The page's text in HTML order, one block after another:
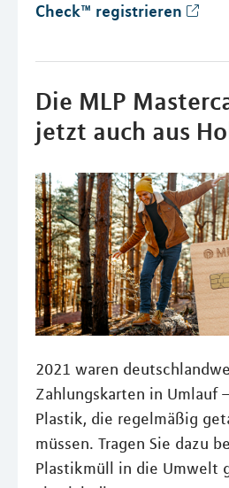
Check™ registrieren
Die MLP
jetzt auch aus
2021 waren
Zahlungskarten in Umlauf
Plastik, die regelmäßig
müssen. Tragen Sie dazu
Plastikmüll in die Umwelt